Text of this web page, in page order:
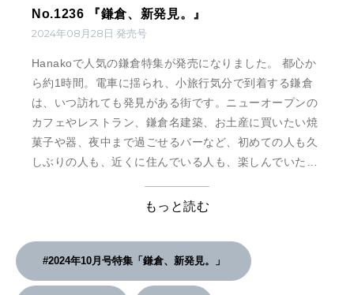
No.1236 『鎌倉、新発見。』
2024年08月28日 発売号
Hanakoで人気の鎌倉特集が発売になりました。 都心か
ら約1時間。電車に揺られ、小旅行気分で到着する鎌倉
は、いつ訪れても発見がある街です。ニューオープンの
カフェやレストラン、鎌倉名建築、お土産に買いたい焼
菓子や器、夜中まで過ごせるバーなど、初めての人も久
しぶりの人も、近くに住んでいる人も、楽しんでいただ
えた〈鎌倉紅谷〉の銘菓「クルミッ子」とコラボした
もっと読む
#2024年10月号特集「鎌倉、新発見。」